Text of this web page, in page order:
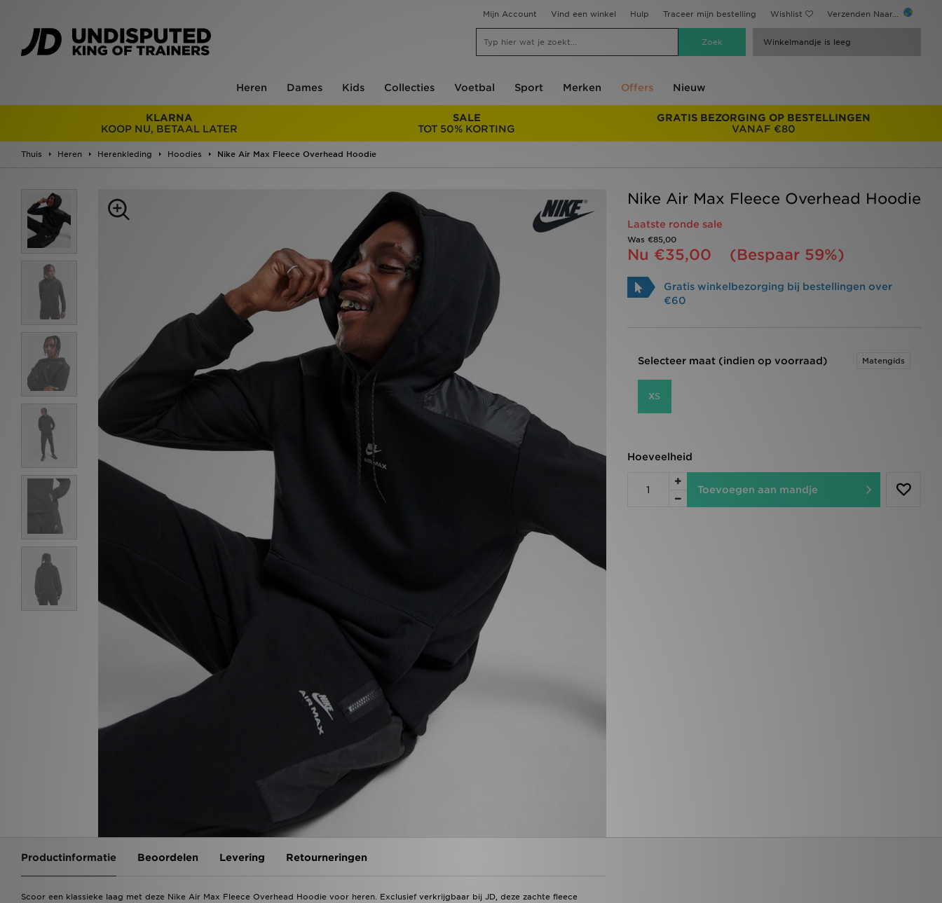
Mijn Account Vind een winkel Hulp Traceer mijn bestelling Wishlist Verzenden Naar...
Winkelmandje is leeg
Heren Dames Kids Collecties Voetbal Sport Merken Offers Nieuw
KLARNA
KOOP NU, BETAAL LATER
SALE
TOT 50% KORTING
GRATIS BEZORGING OP BESTELLINGEN
VANAF €80
Thuis Heren Herenkleding Hoodies Nike Air Max Fleece Overhead Hoodie
Nike Air Max Fleece Overhead Hoodie
Laatste ronde sale
Was €85,00
Nu €35,00 (Bespaar 59%)
Gratis winkelbezorging bij bestellingen over
€60
Selecteer maat (indien op voorraad) Matengids
XS
Hoeveelheid
Toevoegen aan mandje
Productinformatie Beoordelen Levering Retourneringen
Scoor een klassieke laag met deze Nike Air Max Fleece Overhead Hoodie voor heren. Exclusief verkrijgbaar bij JD, deze zachte fleece